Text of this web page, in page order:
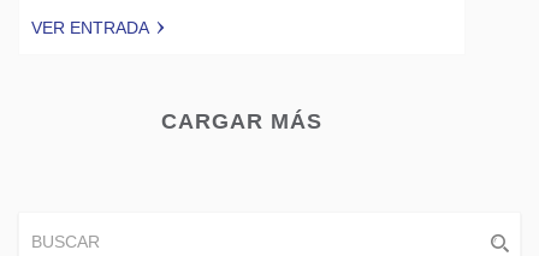
VER ENTRADA
CARGAR MÁS